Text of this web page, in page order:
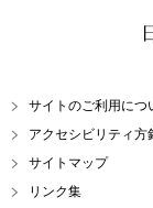
サイトのご利用につ
アクセシビリティ方
サイトマップ
リンク集